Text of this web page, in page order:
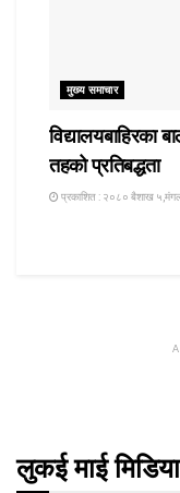
मुख्य समाचार
विद्यालयबाहिरका
तहको प्रतिबद्धता
प्रकाशित : २०८० बैशाख
लुकई माई मिडिया